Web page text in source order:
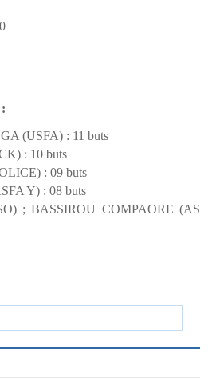
(USFA) : 11 buts
: 10 buts
: 09 buts
Y) : 08 buts
; BASSIROU COMPAORE (AS